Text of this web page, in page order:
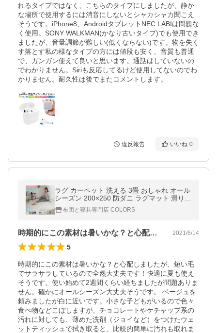
れるタイプではなく、こちらのタイプにしましたが、静か
な場所で使用するには消音にしないとシャカシャカ聞こえ
そうです。iPhone8、AndroidタブレットNEC LABIは問題な
く使用。SONY WALKMAN(かなり古いタイプ)でも使用でき
ましたが、音量調節が難しい(低くならない)です。物を失く
す落とす私の様なタイプの方には値段も安く、音質も普通
で、ガンガン使えて良いと思います。通話はしていないの
でわかりません。Siriも反応してるけど使用してないのでわ
かりません。耐久性は後でまたコメントします。
違反報告 いいね 0
ラグ カーペット 洗える 3畳 おしゃれ オール
シーズン 200×250 防ダニ ラグマット 滑り止
め付 フランネル ホットカーペット 床暖房対
応 北欧 洗えるラグ
布団と寝具専門店 COLORS
時期的にこの素材は暑いかな？と心配しま… 2021/6/14
5
時期的にこの素材は暑いかな？と心配しましたが、短い毛
でサラサラしているので全然大丈夫です！快適に夏も使え
そうです。使い始めて2週間くらい経ちましたが問題ありま
せん。確かにオールシーズン大丈夫そうです。 ベージュを
頼みましたが白に近いです。小さな子どもがいるので色々
食べ物などこぼしますが、チョコレートやケチャップ系の
汚れに対しても、薄めた洗剤（ジョイなど）をつけたウェ
ットティッシュで拭き取ると、比較的簡単に汚れも取れま